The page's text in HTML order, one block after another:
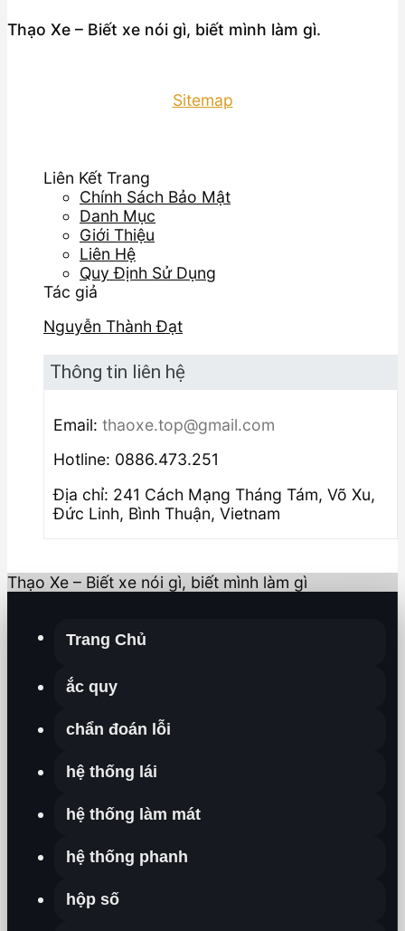
Thạo Xe – Biết xe nói gì, biết mình làm gì.
Sitemap
Liên Kết Trang
Chính Sách Bảo Mật
Danh Mục
Giới Thiệu
Liên Hệ
Quy Định Sử Dụng
Tác giả
Nguyễn Thành Đạt
Thông tin liên hệ
Email: thaoxe.top@gmail.com
Hotline: 0886.473.251
Địa chỉ: 241 Cách Mạng Tháng Tám, Võ Xu,
Đức Linh, Bình Thuận, Vietnam
Thạo Xe – Biết xe nói gì, biết mình làm gì
Trang Chủ
ắc quy
chẩn đoán lỗi
hệ thống lái
hệ thống làm mát
hệ thống phanh
hộp số